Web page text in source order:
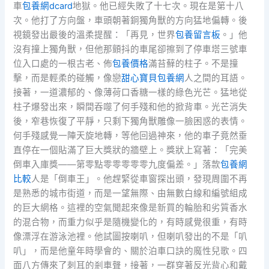
車包養網dcard地獄。他已經失敗了十七次。現在是第十八
次。他打了方向盤，車頭朝著銅獨角獸的方向猛地偏轉。後
視鏡發出最後的溫柔提醒：「再見，世界包養留言板 。」他
沒有撞上獨角獸，但他那顫抖的車尾卻擦到了停車塔三號車
位入口處的一根古老、佈包養價格滿苔蘚的柱子。不是撞
擊，而是輕柔的碰觸，像戀甜心寶貝包養網人之間的耳語。
接著，一道濃郁的、像薄荷口香糖一樣的綠色光芒。猛地從
柱子爆發出來，瞬間吞噬了何手殘和他的掀背車。光芒消失
後，窄巷恢復了平靜，只剩下獨角獸雕像一臉困惑的表情。
何手殘感覺一陣天旋地轉，等他回過神來，他的車子竟然垂
直停在一個貼滿了巨大獎狀的牆壁上。獎狀上寫著：「完美
倒車入庫獎——第零點零零零零零九度偏差。」落款包養網
比較人是「倒車王」。他趕緊從車窗探出頭，發現周圍不再
是熟悉的城市街道，而是一望無際、由無數白線和編號組成
的巨大網格。這裡的空氣聞起來像是新買的輪胎和劣質香水
的混合物，而重力似乎是隨機變化的，有時感覺很重，有時
像漂浮在游泳池裡。他試圖按喇叭，但喇叭發出的不是「叭
叭」，而是他童年時學會的、關於泊車口訣的魔性兒歌。四
面八方傳來了刺耳的剎車聲，接著，一群穿著反光背心和戴